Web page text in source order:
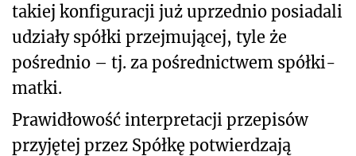
takiej konfiguracji już uprzednio posiadali
udziały spółki przejmującej, tyle że
pośrednio – tj. za pośrednictwem spółki-
matki.
Prawidłowość interpretacji przepisów
przyjętej przez Spółkę potwierdzają